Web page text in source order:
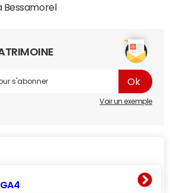
Bessamorel
Voir un exemple